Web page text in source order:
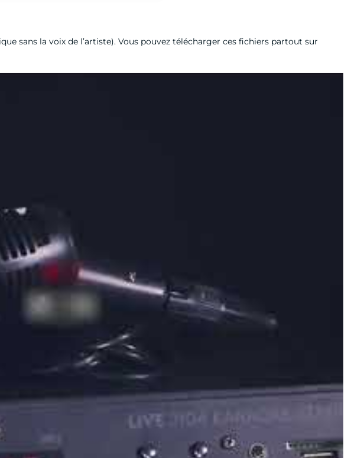
sans la voix de l’artiste). Vous pouvez télécharger ces fichiers partout sur